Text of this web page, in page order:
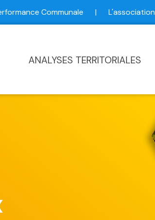
Communale | L'association
ANALYSES TERRITORIALES